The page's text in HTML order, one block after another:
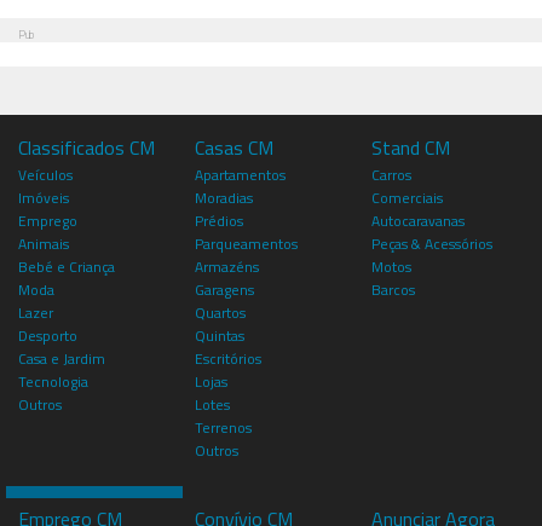
Pub
Classificados CM
Veículos
Imóveis
Emprego
Animais
Bebé e Criança
Moda
Lazer
Desporto
Casa e Jardim
Tecnologia
Outros
Casas CM
Apartamentos
Moradias
Prédios
Parqueamentos
Armazéns
Garagens
Quartos
Quintas
Escritórios
Lojas
Lotes
Terrenos
Outros
Stand CM
Carros
Comerciais
Autocaravanas
Peças & Acessórios
Motos
Barcos
Emprego CM Convívio CM Anunciar Agora